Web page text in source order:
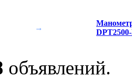
→
объявлений.